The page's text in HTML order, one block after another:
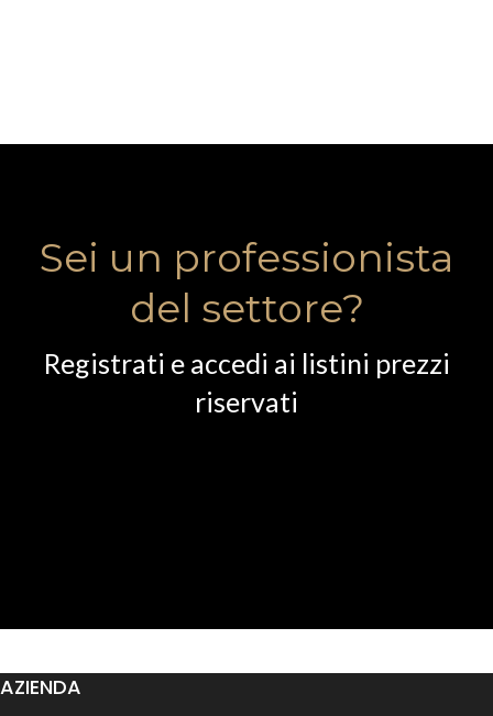
Sei un professionista
del settore?
Registrati e accedi ai listini prezzi
riservati
AZIENDA